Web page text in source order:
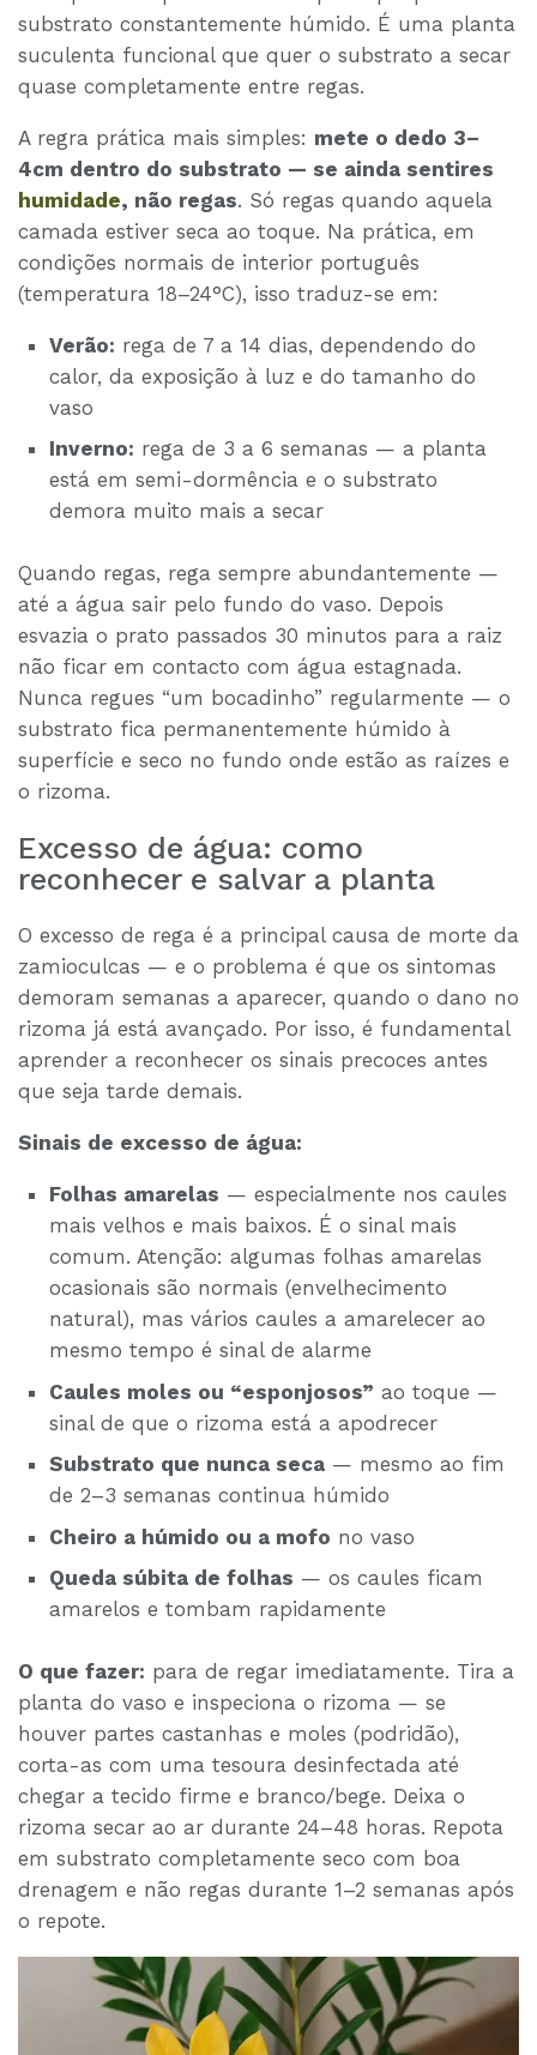
substrato constantemente húmido. É uma planta
suculenta funcional que quer o substrato a secar
quase completamente entre regas.
A regra prática mais simples: mete o dedo 3–
4cm dentro do substrato — se ainda sentires
humidade, não regas. Só regas quando aquela
camada estiver seca ao toque. Na prática, em
condições normais de interior português
(temperatura 18–24°C), isso traduz-se em:
Verão: rega de 7 a 14 dias, dependendo do
calor, da exposição à luz e do tamanho do
vaso
Inverno: rega de 3 a 6 semanas — a planta
está em semi-dormência e o substrato
demora muito mais a secar
Quando regas, rega sempre abundantemente —
até a água sair pelo fundo do vaso. Depois
esvazia o prato passados 30 minutos para a raiz
não ficar em contacto com água estagnada.
Nunca regues “um bocadinho” regularmente — o
substrato fica permanentemente húmido à
superfície e seco no fundo onde estão as raízes e
o rizoma.
Excesso de água: como
reconhecer e salvar a planta
O excesso de rega é a principal causa de morte da
zamioculcas — e o problema é que os sintomas
demoram semanas a aparecer, quando o dano no
rizoma já está avançado. Por isso, é fundamental
aprender a reconhecer os sinais precoces antes
que seja tarde demais.
Sinais de excesso de água:
Folhas amarelas — especialmente nos caules
mais velhos e mais baixos. É o sinal mais
comum. Atenção: algumas folhas amarelas
ocasionais são normais (envelhecimento
natural), mas vários caules a amarelecer ao
mesmo tempo é sinal de alarme
Caules moles ou “esponjosos” ao toque —
sinal de que o rizoma está a apodrecer
Substrato que nunca seca— mesmo ao fim
de 2–3 semanas continua húmido
Cheiro a húmido ou a mofo no vaso
Queda súbita de folhas — os caules ficam
amarelos e tombam rapidamente
O que fazer: para de regar imediatamente. Tira a
planta do vaso e inspeciona o rizoma — se
houver partes castanhas e moles (podridão),
corta-as com uma tesoura desinfectada até
chegar a tecido firme e branco/bege. Deixa o
rizoma secar ao ar durante 24–48 horas. Repota
em substrato completamente seco com boa
drenagem e não regas durante 1–2 semanas após
o repote.